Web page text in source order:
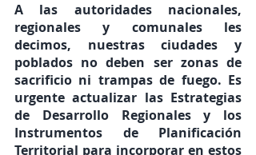
A las autoridades nacionales,
regionales y comunales les
decimos, nuestras ciudades y
poblados no deben ser zonas de
sacrificio ni trampas de fuego. Es
urgente actualizar las Estrategias
de Desarrollo Regionales y los
Instrumentos de Planificación
Territorial para incorporar en estos